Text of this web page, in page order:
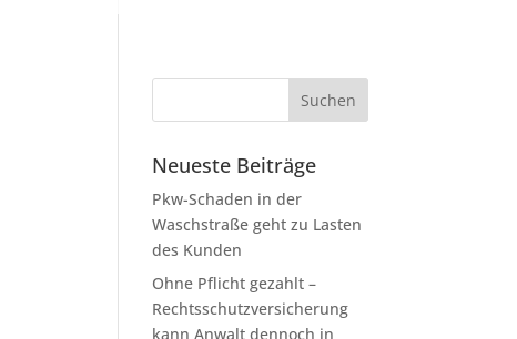
Neueste Beiträge
Pkw-Schaden in der
Waschstraße geht zu Lasten
des Kunden
Ohne Pflicht gezahlt –
Rechtsschutzversicherung
kann Anwalt dennoch in